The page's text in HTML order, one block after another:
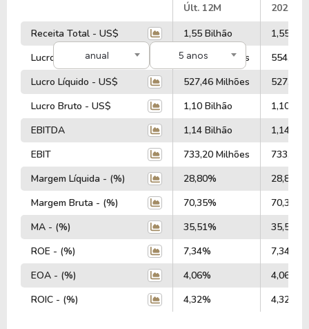
anual 5 anos
Últ. 12M
2025
Receita Total - US$
1,55 Bilhão
1,55
Lucro Operacional - US$
554,83 Milhões
554,83
Lucro Líquido - US$
527,46 Milhões
527,46
Lucro Bruto - US$
1,10 Bilhão
1,10
EBITDA
1,14 Bilhão
1,14
EBIT
733,20 Milhões
733,20
Margem Líquida - (%)
28,80%
28,80%
Margem Bruta - (%)
70,35%
70,35%
MA - (%)
35,51%
35,51%
ROE - (%)
7,34%
7,34%
EOA - (%)
4,06%
4,06%
ROIC - (%)
4,32% 4,32%